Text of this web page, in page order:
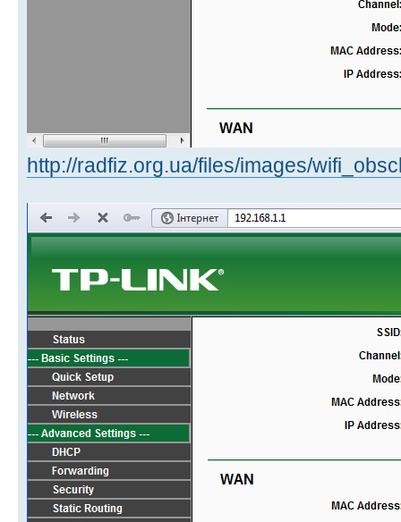
http://radfiz.org.ua/files/images/